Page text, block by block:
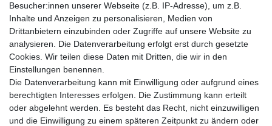
Adventskalender
Service
Versandinfos
FAQ
Ersatzteile
Registrieren
Wir versenden mit
Besucher:innen unserer Webseite (z.B. IP-Adresse), um z.B.
Inhalte und Anzeigen zu personalisieren, Medien von
Drittanbietern einzubinden oder Zugriffe auf unsere Website zu
analysieren. Die Datenverarbeitung erfolgt erst durch gesetzte
Cookies. Wir teilen diese Daten mit Dritten, die wir in den
Einstellungen benennen.
Die Datenverarbeitung kann mit Einwilligung oder aufgrund eines
berechtigten Interesses erfolgen. Die Zustimmung kann erteilt
oder abgelehnt werden. Es besteht das Recht, nicht einzuwilligen
und die Einwilligung zu einem späteren Zeitpunkt zu ändern oder